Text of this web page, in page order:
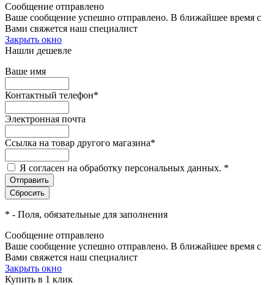
Сообщение отправлено
Ваше сообщение успешно отправлено. В ближайшее время с
Вами свяжется наш специалист
Закрыть окно
Нашли дешевле
Ваше имя
Контактный телефон*
Электронная почта
Ссылка на товар другого магазина*
Я согласен на обработку персональных данных. *
* - Поля, обязательные для заполнения
Сообщение отправлено
Ваше сообщение успешно отправлено. В ближайшее время с
Вами свяжется наш специалист
Закрыть окно
Купить в 1 клик